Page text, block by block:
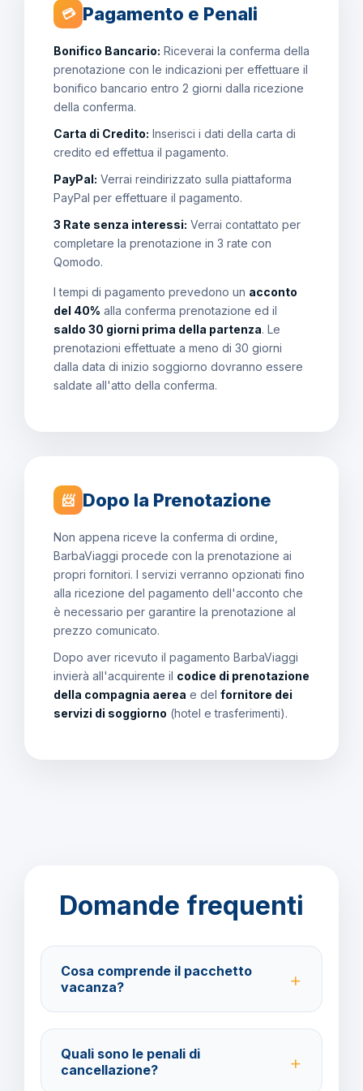
💳 Pagamento e Penali
Bonifico Bancario: Riceverai la conferma della
prenotazione con le indicazioni per effettuare il
bonifico bancario entro 2 giorni dalla ricezione
della conferma.
Carta di Credito: Inserisci i dati della carta di
credito ed effettua il pagamento.
PayPal: Verrai reindirizzato sulla piattaforma
PayPal per effettuare il pagamento.
3 Rate senza interessi: Verrai contattato per
completare la prenotazione in 3 rate con
Qomodo.
I tempi di pagamento prevedono un acconto
del 40% alla conferma prenotazione ed il
saldo 30 giorni prima della partenza. Le
prenotazioni effettuate a meno di 30 giorni
dalla data di inizio soggiorno dovranno essere
saldate all'atto della conferma.
📨 Dopo la Prenotazione
Non appena riceve la conferma di ordine,
BarbaViaggi procede con la prenotazione ai
propri fornitori. I servizi verranno opzionati fino
alla ricezione del pagamento dell'acconto che
è necessario per garantire la prenotazione al
prezzo comunicato.
Dopo aver ricevuto il pagamento BarbaViaggi
invierà all'acquirente il codice di prenotazione
della compagnia aerea e del fornitore dei
servizi di soggiorno (hotel e trasferimenti).
Domande frequenti
Cosa comprende il pacchetto
vacanza?
trasferimenti, soggiorno con trattamento Mezza
Pensione e assistenza BarbaViaggi.
Quali sono le penali di
cancellazione?